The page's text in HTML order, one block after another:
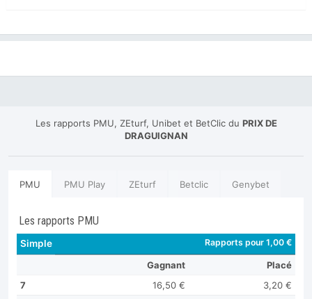
Les rapports PMU, ZEturf, Unibet et BetClic du PRIX DE
DRAGUIGNAN
PMU PMU Play ZEturf Betclic Genybet
Les rapports PMU
Simple Rapports pour 1,00 €
Gagnant
Placé
7
16,50 €
3,20 €